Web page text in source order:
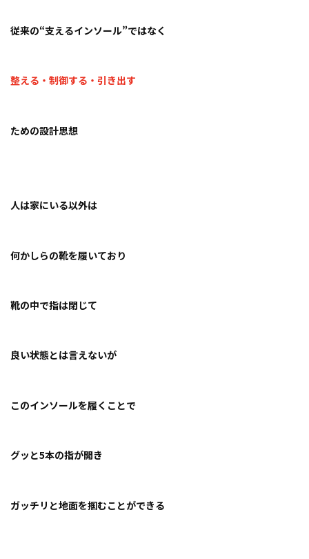
従来の“支えるインソール”ではなく
整える・制御する・引き出す
ための設計思想
人は家にいる以外は
何かしらの靴を履いており
靴の中で指は閉じて
良い状態とは言えないが
このインソールを履くことで
グッと5本の指が開き
ガッチリと地面を掴むことができる️